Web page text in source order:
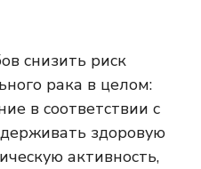
снизить риск
рака в целом:
в соответствии с
здоровую
активность,